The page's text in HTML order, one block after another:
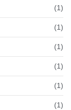
(1)
(1)
(1)
(1)
(1)
(1)